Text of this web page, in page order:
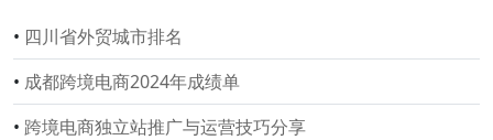
• 四川省外贸城市排名
• 成都跨境电商2024年成绩单
• 跨境电商独立站推广与运营技巧分享